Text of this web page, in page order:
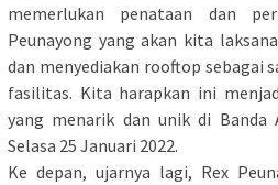
memerlukan penataan dan
Peunayong yang akan kita
dan menyediakan rooftop sebagai
fasilitas. Kita harapkan ini
yang menarik dan unik di Banda
Selasa 25 Januari 2022.
Ke depan, ujarnya lagi, Rex